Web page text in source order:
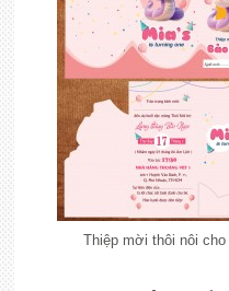
Thiệp mời thôi nôi